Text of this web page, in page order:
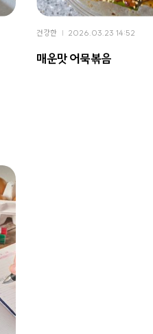
건강한 2026.03.23 14:52
매운맛 어묵볶음